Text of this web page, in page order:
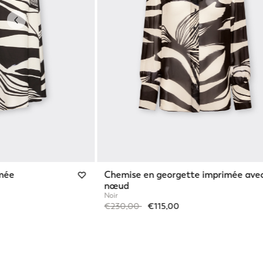
Chemise en georgette imprimée
nœud
Noir
Price reduced from
€230,00to€115,00
Previous